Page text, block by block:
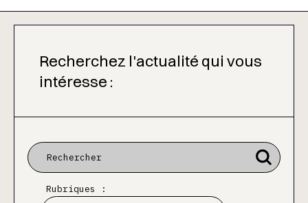
Recherchez l'actualité qui vous
intéresse :
Rubriques :